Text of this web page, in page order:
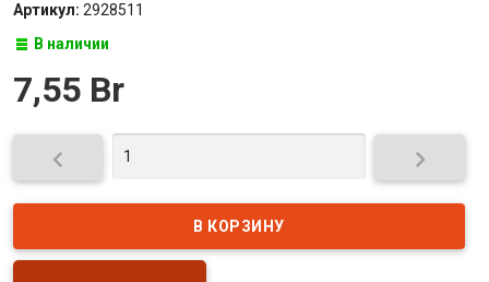
Артикул: 2928511
В наличии
7,55 Br
 